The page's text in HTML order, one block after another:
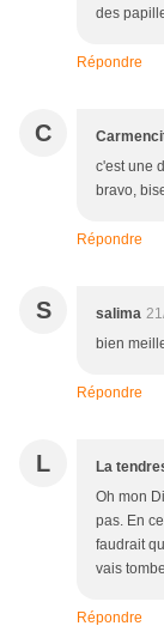
des
Répondre
C
c'est une
bravo,
Répondre
S salima
bien
Répondre
L La
Oh mon
pas. En
faudrait
vais
Répondre